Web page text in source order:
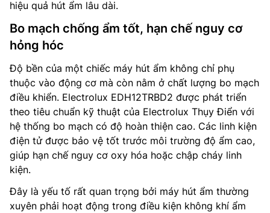
hiệu quả hút ẩm lâu dài.
Bo mạch chống ẩm tốt, hạn chế nguy cơ
hỏng hóc
Độ bền của một chiếc máy hút ẩm không chỉ phụ
thuộc vào động cơ mà còn nằm ở chất lượng bo mạch
điều khiển. Electrolux EDH12TRBD2 được phát triển
theo tiêu chuẩn kỹ thuật của Electrolux Thụy Điển với
hệ thống bo mạch có độ hoàn thiện cao. Các linh kiện
điện tử được bảo vệ tốt trước môi trường độ ẩm cao,
giúp hạn chế nguy cơ oxy hóa hoặc chập cháy linh
kiện.
Đây là yếu tố rất quan trọng bởi máy hút ẩm thường
xuyên phải hoạt động trong điều kiện không khí ẩm